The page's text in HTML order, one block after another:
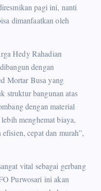
pagi ini, nanti
dimanfaatkan oleh
Hedy Rahadian
dengan
Mortar Busa yang
struktur bangunan atas
dengan material
menghemat biaya,
cepat dan murah”,
vital sebagai gerbang
Purwosari ini akan